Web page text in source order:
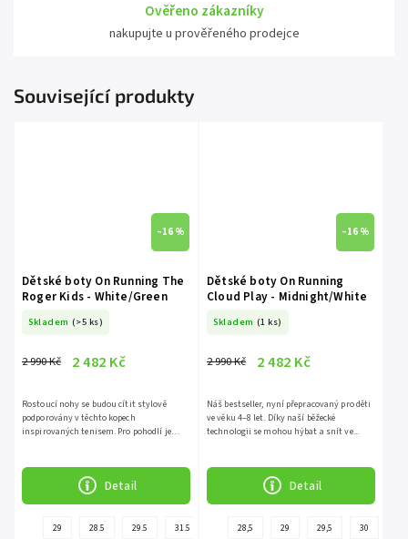
Ověřeno zákazníky
nakupujte u prověřeného prodejce
Související produkty
–16 %
Dětské boty On Running The
Roger Kids - White/Green
Skladem (>5 ks)
2 990 Kč 2 482 Kč
Detail
Rostoucí nohy se budou cítit stylově
podporovány v těchto kopech
inspirovaných tenisem. Pro pohodlí je
29 28.5 29.5 31.5
–16 %
Dětské boty On Running
Cloud Play - Midnight/White
Skladem (1 ks)
2 990 Kč 2 482 Kč
Detail
Náš bestseller, nyní přepracovaný pro děti
ve věku 4–8 let. Díky naší běžecké
technologii se mohou hýbat a snít ve...
28,5 29 29,5 30